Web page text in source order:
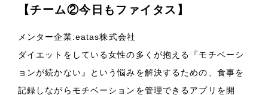
【チーム②今日もファイタス】
メンター企業:eatas株式会社
ダイエットをしている女性の多くが抱える『モチベーシ
ョンが続かない』という悩みを解決するための、食事を
記録しながらモチベーションを管理できるアプリを開